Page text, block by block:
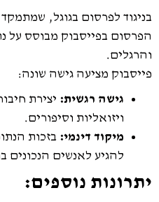
בניגוד לפרסום בגוגל,
הפרסום בפייסבוק מבוסס על
והרגלים.
פייסבוק מציעה גישה שונה:
גישה רגשית: יצירת
ויזואליות וסיפורים.
מיקוד דינמי: בזכות
להגיע לאנשים הנכונים
יתרונות נוספים: